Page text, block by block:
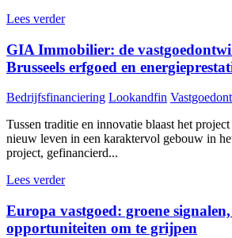
Lees verder
GIA Immobilier: de
Brusseels erfgoed en
Bedrijfsfinanciering Lookandfin
Tussen traditie en innovatie blaast het
nieuw leven in een karaktervol gebouw in
project, gefinancierd...
Lees verder
Europa vastgoed: groene
opportuniteiten om te grijpen